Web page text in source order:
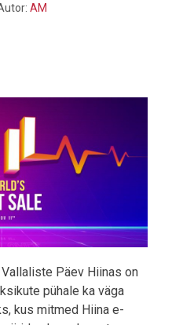
AM
Päev Hiinas on
pühale ka väga
kus mitmed Hiina e-